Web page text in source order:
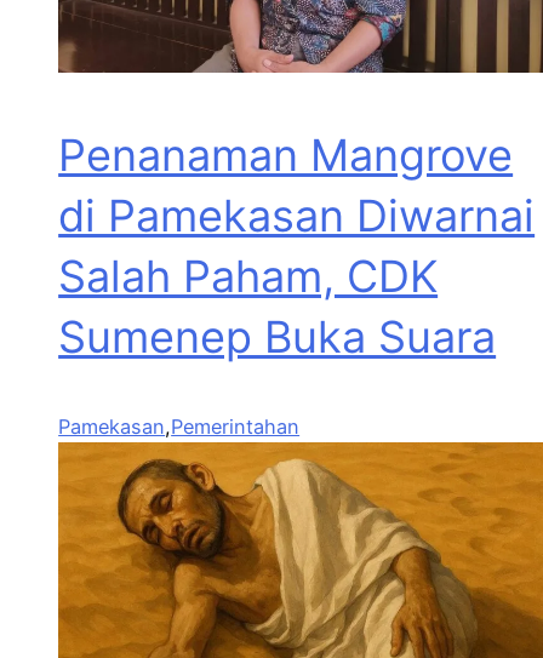
Penanaman Mangrove
di Pamekasan Diwarnai
Salah Paham, CDK
Sumenep Buka Suara
Pamekasan,Pemerintahan